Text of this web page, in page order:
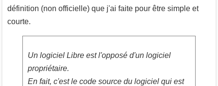
définition (non officielle) que j'ai faite pour être simple et
courte.
Un logiciel Libre est l'opposé d'un logiciel
propriétaire.
En fait, c'est le code source du logiciel qui est